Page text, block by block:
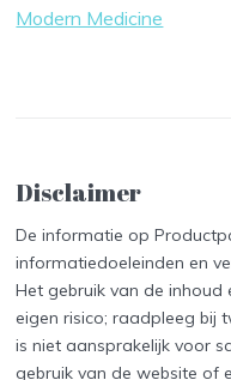
Modern Medicine
Disclaimer
De informatie op
informatiedoeleinden en
Het gebruik van de inhoud
eigen risico; raadpleeg bij
is niet aansprakelijk voor
gebruik van de website of